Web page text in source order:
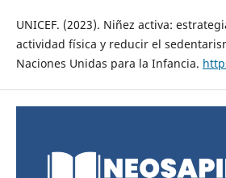
UNICEF. (2023). Niñez activa:
actividad física y reducir el
Naciones Unidas para la Infancia.